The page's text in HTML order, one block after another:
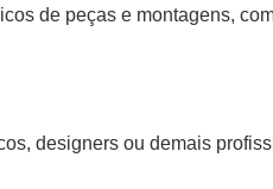
de peças e montagens,
designers ou demais